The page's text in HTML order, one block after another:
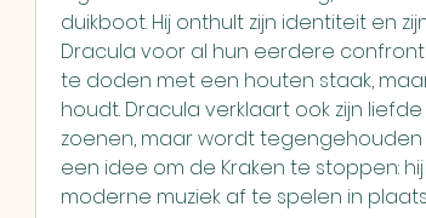
duikboot. Hij onthult zijn identiteit en
Dracula voor al hun eerdere
te doden met een houten staak,
houdt. Dracula verklaart ook zijn
zoenen, maar wordt tegengehouden
een idee om de Kraken te stoppen:
moderne muziek af te spelen in